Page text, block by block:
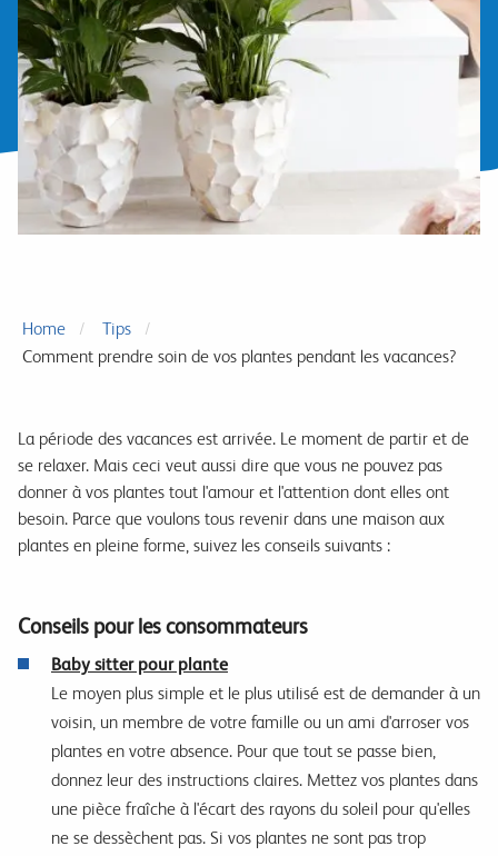
Home
Tips
Comment prendre soin de vos plantes pendant les vacances?
La période des vacances est arrivée. Le moment de partir et de
se relaxer. Mais ceci veut aussi dire que vous ne pouvez pas
donner à vos plantes tout l'amour et l'attention dont elles ont
besoin. Parce que voulons tous revenir dans une maison aux
plantes en pleine forme, suivez les conseils suivants :
Conseils pour les consommateurs
Baby sitter pour plante
Le moyen plus simple et le plus utilisé est de demander à un
voisin, un membre de votre famille ou un ami d'arroser vos
plantes en votre absence. Pour que tout se passe bien,
donnez leur des instructions claires. Mettez vos plantes dans
une pièce fraîche à l'écart des rayons du soleil pour qu'elles
ne se dessèchent pas. Si vos plantes ne sont pas trop